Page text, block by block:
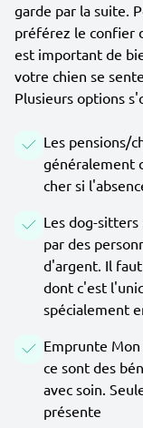
garde par la suite.
préférez le confier
est important de
votre chien se
Plusieurs options
Les pensions/
généralement
cher si
Les dog-
par des
d'argent. Il
dont c'est
spécialement
Emprunte
ce sont des
avec soin.
présente